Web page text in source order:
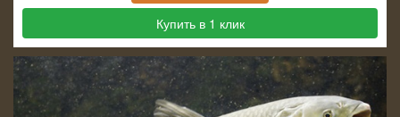
Купить в 1 клик